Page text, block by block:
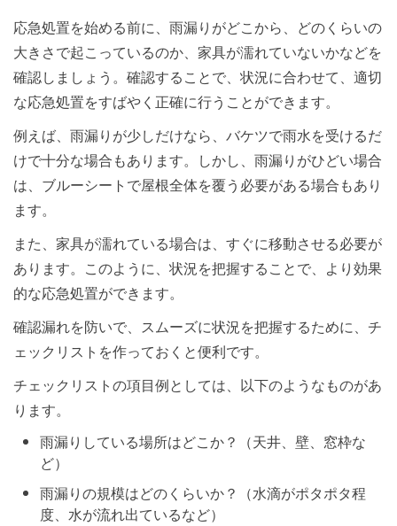
応急処置を始める前に、雨漏りがどこから、どのくらいの
大きさで起こっているのか、家具が濡れていないかなどを
確認しましょう。確認することで、状況に合わせて、適切
な応急処置をすばやく正確に行うことができます。
例えば、雨漏りが少しだけなら、バケツで雨水を受けるだ
けで十分な場合もあります。しかし、雨漏りがひどい場合
は、ブルーシートで屋根全体を覆う必要がある場合もあり
ます。
また、家具が濡れている場合は、すぐに移動させる必要が
あります。このように、状況を把握することで、より効果
的な応急処置ができます。
確認漏れを防いで、スムーズに状況を把握するために、チ
ェックリストを作っておくと便利です。
チェックリストの項目例としては、以下のようなものがあ
ります。
雨漏りしている場所はどこか？（天井、壁、窓枠な
ど）
雨漏りの規模はどのくらいか？（水滴がポタポタ程
度、水が流れ出ているなど）